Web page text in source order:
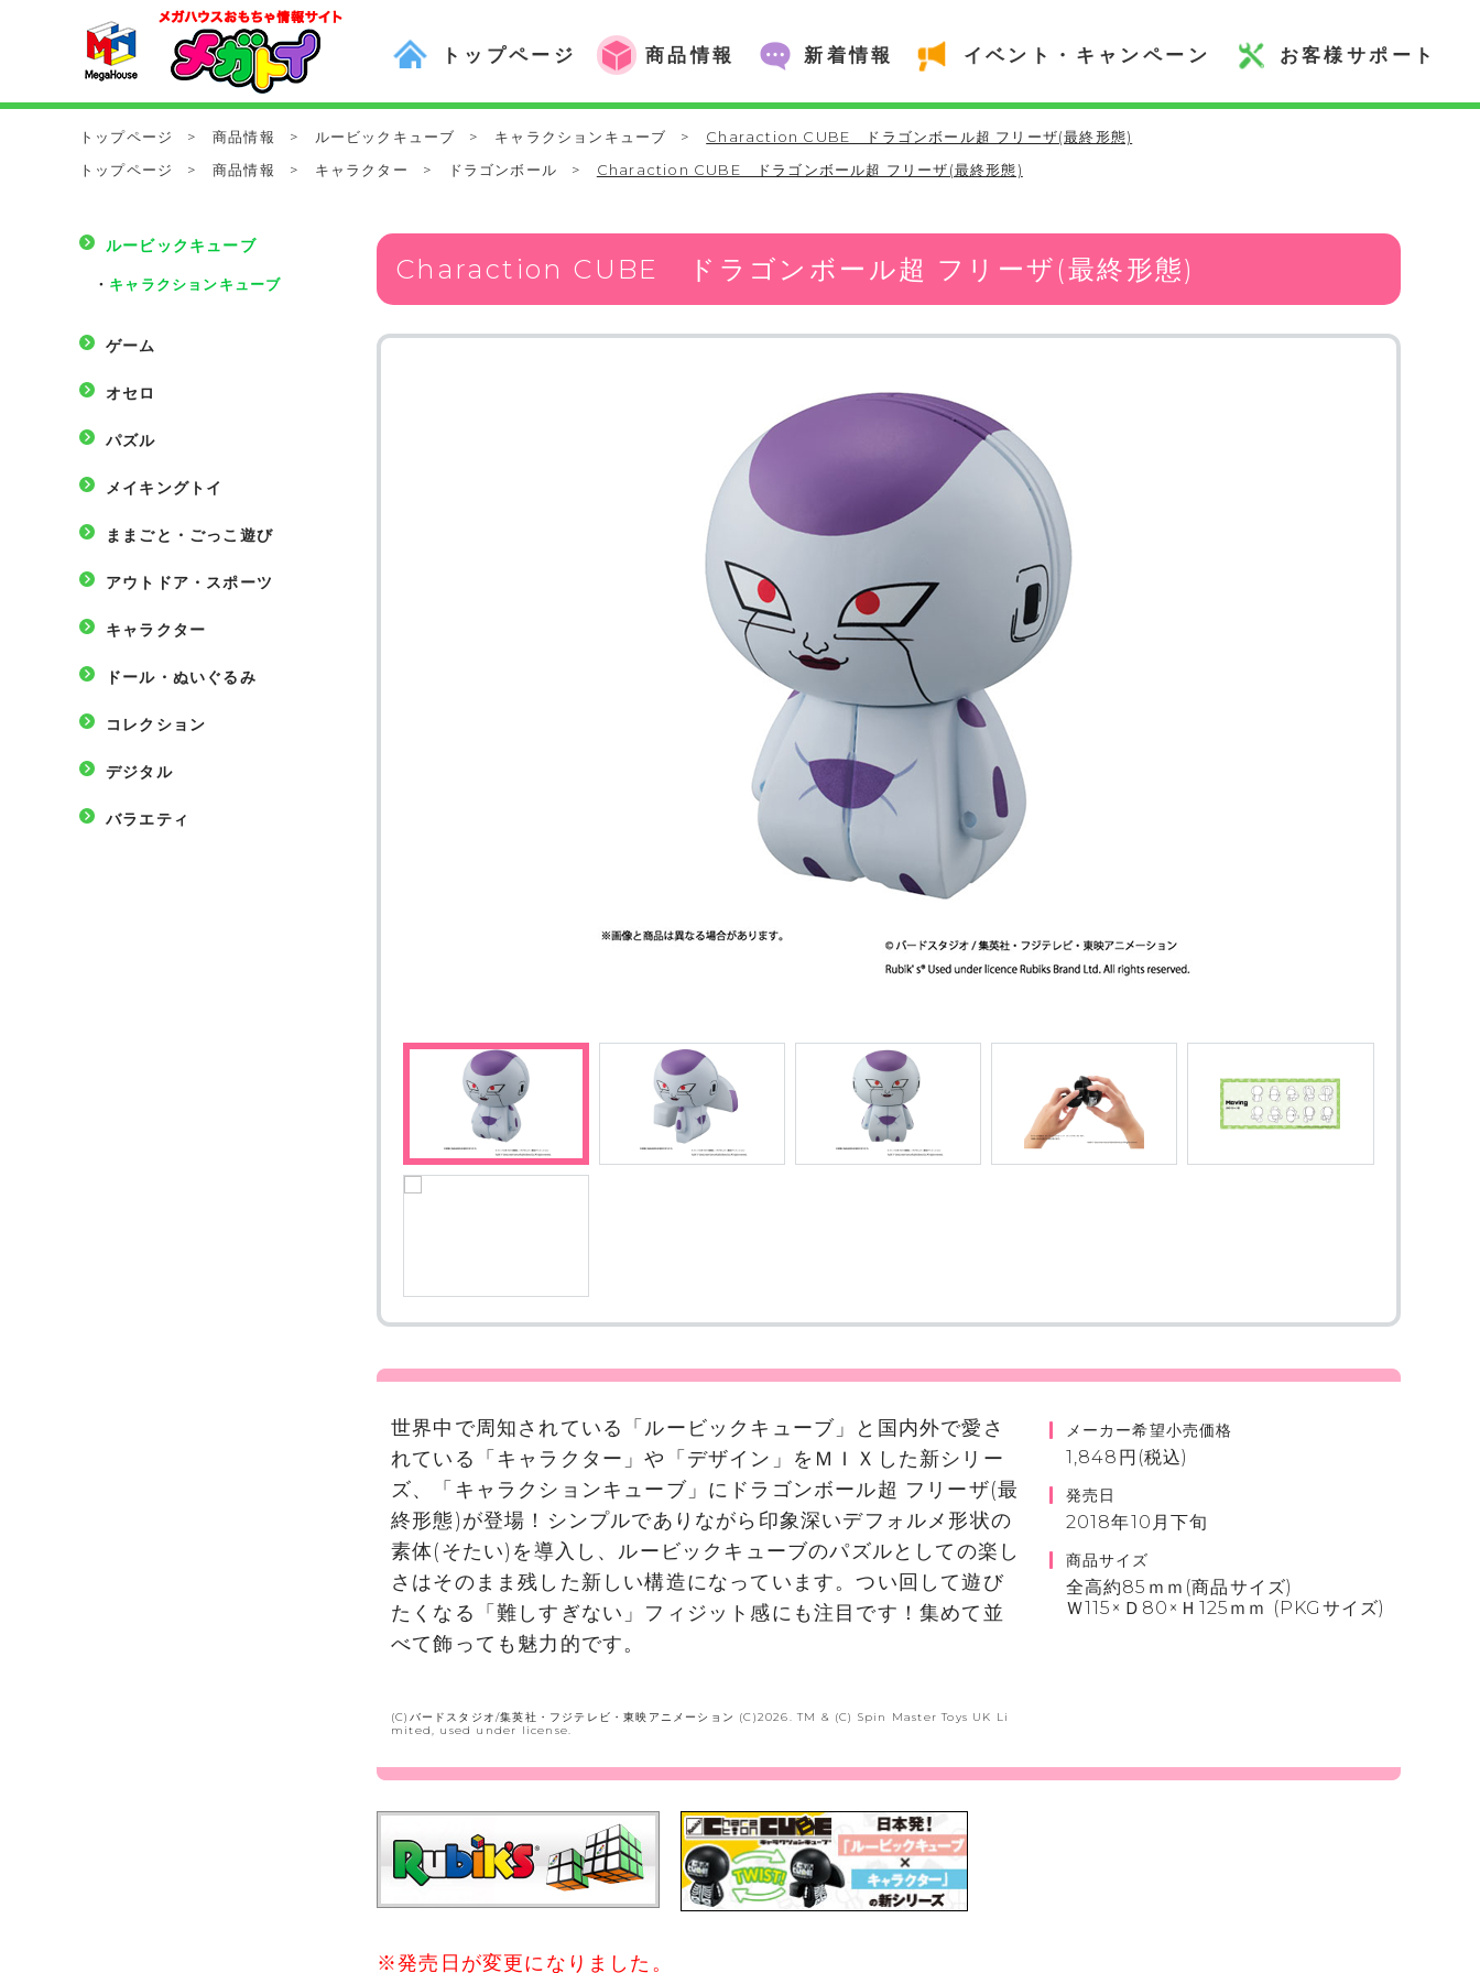
トップページ 商品情報 新着情報 イベント・キャンペーン お客様サポート
トップページ > 商品情報 > ルービックキューブ > キャラクションキューブ >
Charaction CUBE ドラゴンボール超 フリーザ(最終形態)
トップページ
> 商品情報 > キャラクター > ドラゴンボール > Charaction CUBE ドラゴンボール超 フリーザ(最終形態)
ルービックキューブ
・ キャラクションキューブ
ゲーム
オセロ
パズル
メイキングトイ
ままごと・ごっこ遊び
アウトドア・スポーツ
キャラクター
ドール・ぬいぐるみ
コレクション
デジタル
バラエティ
Charaction CUBE ドラゴンボール超 フリーザ(最終形態)
世界中で周知されている「ルービックキューブ」と国内外で愛さ
れている「キャラクター」や「デザイン」をＭＩＸした新シリー
ズ、「キャラクションキューブ」にドラゴンボール超 フリーザ(最
終形態)が登場！シンプルでありながら印象深いデフォルメ形状の
素体(そたい)を導入し、ルービックキューブのパズルとしての楽し
さはそのまま残した新しい構造になっています。つい回して遊び
たくなる「難しすぎない」フィジット感にも注目です！集めて並
べて飾っても魅力的です。
(C)バードスタジオ/集英社・フジテレビ・東映アニメーション (C)2026. TM & (C) Spin Master Toys UK Li
mited, used under license.
メーカー希望小売価格
1,848円(税込)
発売日
2018年10月下旬
商品サイズ
全高約85ｍｍ(商品サイズ)
Ｗ115×Ｄ80×Ｈ125ｍｍ (PKGサイズ)
※発売日が変更になりました。